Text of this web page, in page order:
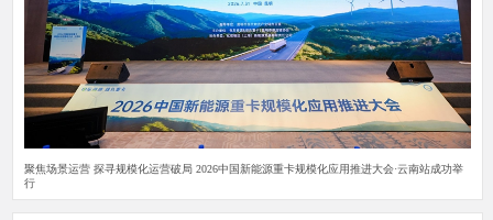
聚焦场景运营 探寻规模化运营破局 2026中国新能源重卡规模化应用推进大会·云南站成功举
行